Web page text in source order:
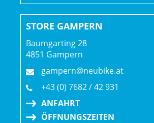
STORE GAMPERN
Baumgarting 28
4851 Gampern
gampern@neubike.at
+43 (0) 7682 / 42 931
ANFAHRT
ÖFFNUNGSZEITEN